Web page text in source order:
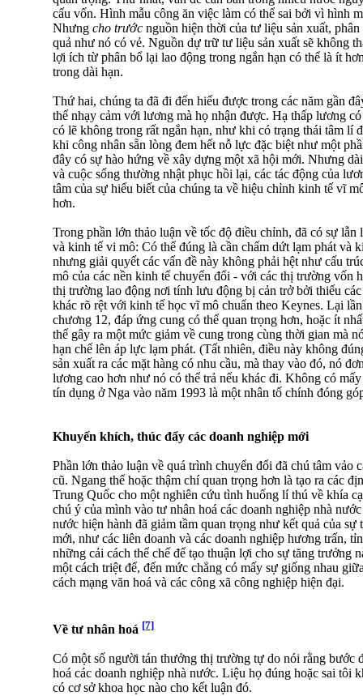
cấu vốn. Hình mẫu công ăn việc làm có thể sai bởi vì hình
Nhưng cho trước nguồn hiện thời của tư liệu sản xuất,
quả như nó có vẻ. Nguồn dự trữ tư liệu sản xuất sẽ không
lợi ích từ phân bổ lại lao động trong ngắn hạn có thể là ít
trong dài hạn.
Thứ hai, chúng ta đã đi đến hiểu được trong các năm gần
thể nhạy cảm với lương mà họ nhận được. Hạ thấp lương
có lẽ không trong rất ngắn hạn, như khi có trạng thái tâm lí
khi công nhân sẵn lòng đem hết nỗ lực đặc biệt như một
đây có sự hào hứng về xây dựng một xã hội mới. Nhưng
và cuộc sống thường nhật phục hồi lại, các tác động của
tâm của sự hiểu biết của chúng ta về hiệu chỉnh kinh tế vĩ
hơn.
Trong phần lớn thảo luận về tốc độ điều chỉnh, đã có sự
và kinh tế vi mô: Có thể đúng là cần chấm dứt lạm phát và
nhưng giải quyết các vấn đề này không phải hệt như cấu
mô của các nền kinh tế chuyển đổi - với các thị trường vốn
thị trường lao động nơi tính lưu động bị cản trở bởi thiếu
khác rõ rệt với kinh tế học vĩ mô chuẩn theo Keynes. Lại
chương 12, đáp ứng cung có thể quan trọng hơn, hoặc ít
thể gây ra một mức giảm về cung trong cùng thời gian mà
hạn chế lên áp lực lạm phát. (Tất nhiên, điều này không
sản xuất ra các mặt hàng có nhu cầu, mà thay vào đó, nó
lương cao hơn như nó có thể trả nếu khác đi. Không có
tín dụng ở Nga vào năm 1993 là một nhân tố chính đóng
Khuyến khích, thúc đẩy các doanh nghiệp mới
Phần lớn thảo luận về quá trình chuyển đổi đã chú tâm vảo
cũ. Ngang thế hoặc thậm chí quan trọng hơn là tạo ra các
Trung Quốc cho một nghiên cứu tình huống lí thú về khía
chú ý của mình vào tư nhân hoá các doanh nghiệp nhà
nước hiện hành đã giảm tầm quan trọng như kết quả của sự
mới, như các liên doanh và các doanh nghiệp hương trấn,
những cải cách thể chế để tạo thuận lợi cho sự tăng trưởng
một cách triệt để, đến mức chẳng có mấy sự giống nhau
cách mạng văn hoá và các công xã công nghiệp hiện đại.
Về tư nhân hoá [7]
Có một số người tán thưởng thị trường tự do nói rằng bước
hoá các doanh nghiệp nhà nước. Liệu họ đúng hoặc sai tôi
có cơ sở khoa học nào cho kết luận đó.